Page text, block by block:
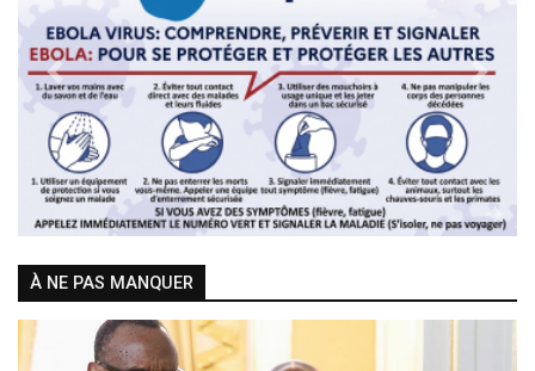
Previous Next
À NE PAS MANQUER